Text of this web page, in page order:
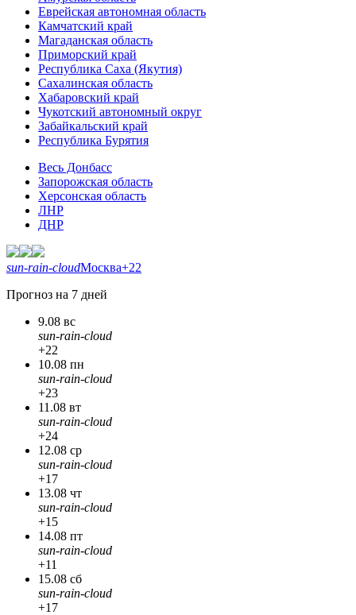
Еврейская автономная область
Камчатский край
Магаданская область
Приморский край
Республика Саха (Якутия)
Сахалинская область
Хабаровский край
Чукотский автономный округ
Забайкальский край
Республика Бурятия
Весь Донбасс
Запорожская область
Херсонская область
ЛНР
ДНР
sun-rain-cloudМосква+22
Прогноз на 7 дней
9.08 вс
sun-rain-cloud
+22
10.08 пн
sun-rain-cloud
+23
11.08 вт
sun-rain-cloud
+24
12.08 ср
sun-rain-cloud
+17
13.08 чт
sun-rain-cloud
+15
14.08 пт
sun-rain-cloud
+11
15.08 сб
sun-rain-cloud
+17